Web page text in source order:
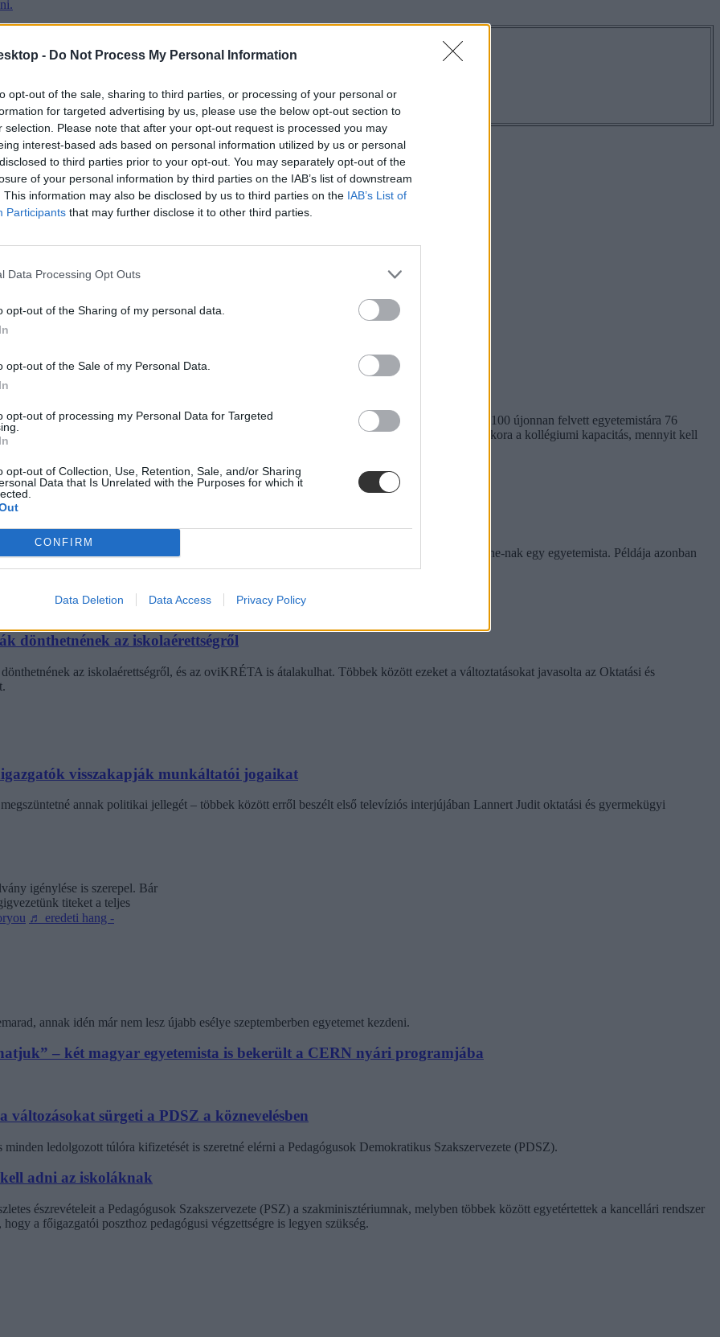
- Do Not Process My Personal Information
opt-out of the sale, sharing to third parties, or processing of your personal or
for targeted advertising by us, please use the below opt-out section to
selection. Please note that after your opt-out request is processed you may
interest-based ads based on personal information utilized by us or personal
to third parties prior to your opt-out. You may separately opt-out of the
of your personal information by third parties on the IAB’s list of downstream
This information may also be disclosed by us to third parties on the IAB’s List of
Participants that may further disclose it to other third parties.
Data Processing Opt Outs
opt-out of the Sharing of my personal data.
opt-out of the Sale of my Personal Data.
opt-out of processing my Personal Data for Targeted
opt-out of Collection, Use, Retention, Sale, and/or Sharing
Data that Is Unrelated with the Purposes for which it
CONFIRM
Data Deletion Data Access Privacy Policy
Kövess minket a Facebookon is, és nem fogsz lemaradni a fontos hírekről!
mint ahány kollégiumi férőhely összesen van
hány kollégiumi férőhely jut a hallgatókra, a térítési díj összege sem egységes. Míg a BME-n 100 újonnan felvett egyetemistára 76
9300 és 25 500 forint között mozognak a vizsgált intézményekben. Megnéztük, hol mekkora a kollégiumi kapacitás, mennyit kell
– több mint százezer levelezős hallgatót érinthet a szabály
hallgató vagyok, egyből húzni kezdték a szájukat” – számolt be tapasztalatairól az Eduline-nak egy egyetemista. Példája azonban
dönthetnének az iskolaérettségről
az iskolaérettségről, és az oviKRÉTA is átalakulhat. Többek között ezeket a változtatásokat javasolta az Oktatási és
visszakapják munkáltatói jogaikat
annak politikai jellegét – többek között erről beszélt első televíziós interjújában Lannert Judit oktatási és gyermekügyi
igénylése is szerepel. Bár
titeket a teljes
♬ eredeti hang -
annak idén már nem lesz újabb esélye szeptemberben egyetemet kezdeni.
– két magyar egyetemista is bekerült a CERN nyári programjába
sürgeti a PDSZ a köznevelésben
ledolgozott túlóra kifizetését is szeretné elérni a Pedagógusok Demokratikus Szakszervezete (PDSZ).
kell adni az iskoláknak
észrevételeit a Pedagógusok Szakszervezete (PSZ) a szakminisztériumnak, melyben többek között egyetértettek a kancellári rendszer
a főigazgatói poszthoz pedagógusi végzettségre is legyen szükség.